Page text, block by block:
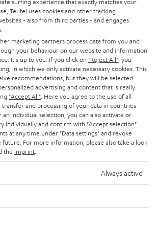
Teufel uses cookies and other tracking
- also from third parties - and engages
marketing partners process data from you and
your behaviour on our website and information
It's up to you: If you click on "Reject All" , you
in which we only activate necessary cookies. This
recommendations, but they will be selected
advertising and content that is really
"Accept All" . Here you agree to the use of all
transfer and processing of your data in countries
an individual selection, you can also activate or
individually and confirm with "Accept selection"
at any time under "Data settings" and revoke
For more information, please also take a look
the imprint
Always active